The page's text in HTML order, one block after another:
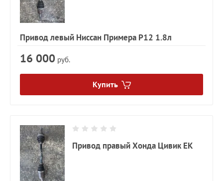
Привод левый Ниссан Примера P12 1.8л
16 000 руб.
Купить
Привод правый Хонда Цивик EK